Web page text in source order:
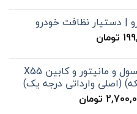
تا
| دستیار نظافت خودرو
تومانقیمت
199,000 تومان
است. محافظ خودترمیم کنسول و مانیتور و کابین X55
تومانقیمت